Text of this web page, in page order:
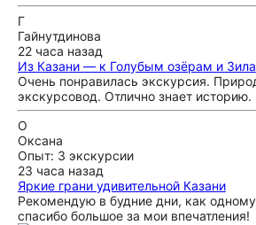
Г
Гайнутдинова
22 часа назад
Из Казани — к Голубым озёрам и
Очень понравилась экскурсия.
экскурсовод. Отлично знает
О
Оксана
Опыт: 3 экскурсии
23 часа назад
Яркие грани удивительной Казани
Рекомендую в будние дни, как
спасибо большое за мои впечатления!